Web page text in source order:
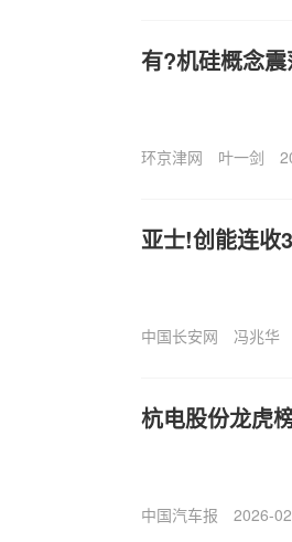
有?机硅概念
环京津网 叶一剑
亚士!创能连收
中国长安网 冯兆华
杭电股份龙虎
中国汽车报 2026-